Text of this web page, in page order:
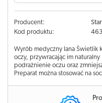
Producent:
Kod produktu:
Wyrób medyczny Iana Świetlik
oczy, przywracając im
podrażnienie oczu oraz
Preparat można stosować na